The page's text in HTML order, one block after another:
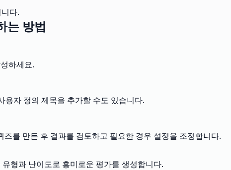
다.
는 방법
하세요.
자 정의 제목을 추가할 수도 있습니다.
를 만든 후 결과를 검토하고 필요한 경우 설정을 조정합니다.
형과 난이도로 흥미로운 평가를 생성합니다.